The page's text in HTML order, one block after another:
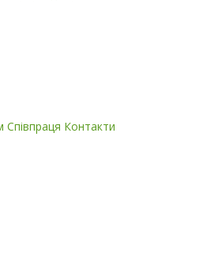
Співпраця Контакти